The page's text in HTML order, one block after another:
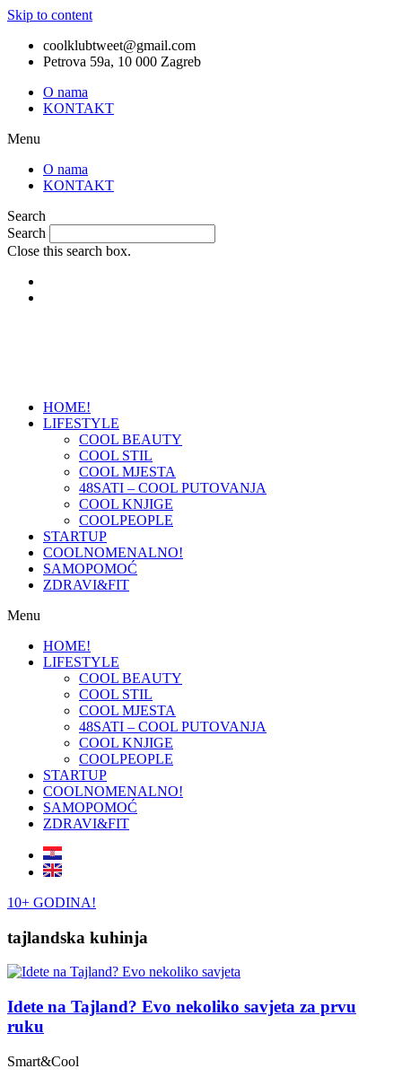
Skip to content
coolklubtweet@gmail.com
Petrova 59a, 10 000 Zagreb
O nama
KONTAKT
Menu
O nama
KONTAKT
Search
Search
Close this search box.
HOME!
LIFESTYLE
COOL BEAUTY
COOL STIL
COOL MJESTA
48SATI – COOL PUTOVANJA
COOL KNJIGE
COOLPEOPLE
STARTUP
COOLNOMENALNO!
SAMOPOMOĆ
ZDRAVI&FIT
Menu
HOME!
LIFESTYLE
COOL BEAUTY
COOL STIL
COOL MJESTA
48SATI – COOL PUTOVANJA
COOL KNJIGE
COOLPEOPLE
STARTUP
COOLNOMENALNO!
SAMOPOMOĆ
ZDRAVI&FIT
10+ GODINA!
tajlandska kuhinja
Idete na Tajland? Evo nekoliko savjeta za prvu
ruku
Smart&Cool